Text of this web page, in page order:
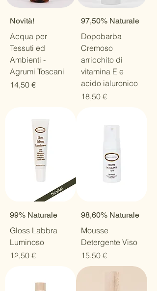
Novità!
Acqua per
Tessuti ed
Ambienti -
Agrumi Toscani
Prezzo
14,50 €
97,50% Naturale
Dopobarba
Cremoso
arricchito di
vitamina E e
acido ialuronico
Prezzo
18,50 €
99% Naturale
Gloss Labbra
Luminoso
Prezzo
12,50 €
98,60% Naturale
Mousse
Detergente Viso
Prezzo
15,50 €